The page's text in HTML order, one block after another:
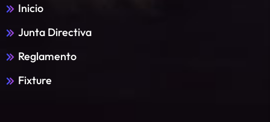
Inicio
Junta Directiva
Reglamento
Fixture